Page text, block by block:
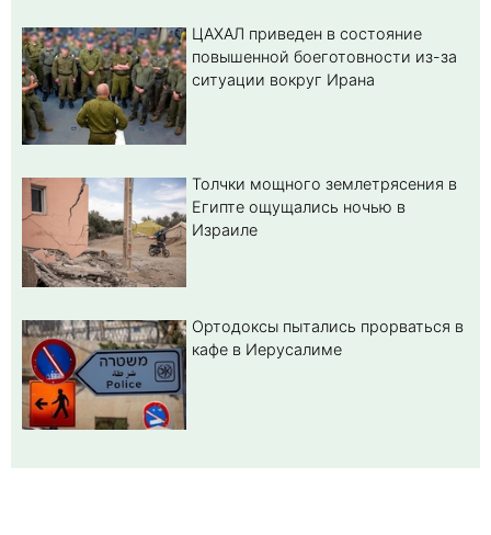
ЦАХАЛ приведен в состояние
повышенной боеготовности из-за
ситуации вокруг Ирана
Толчки мощного землетрясения в
Египте ощущались ночью в
Израиле
Ортодоксы пытались прорваться в
кафе в Иерусалиме